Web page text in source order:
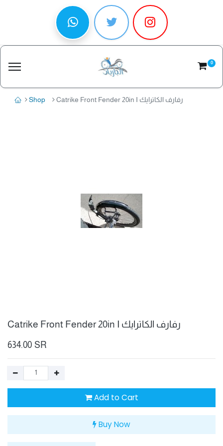
0
Shop Catrike Front Fender 20in I رفارف الكاترايك
Catrike Front Fender 20in I رفارف الكاترايك
634.00 SR
Add to Cart
Buy Now